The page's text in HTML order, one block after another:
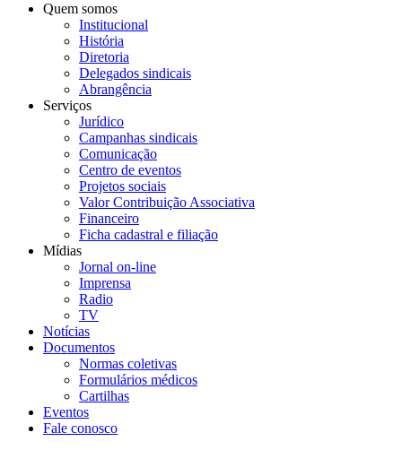
Quem somos
Institucional
História
Diretoria
Delegados sindicais
Abrangência
Serviços
Jurídico
Campanhas sindicais
Comunicação
Centro de eventos
Projetos sociais
Valor Contribuição Associativa
Financeiro
Ficha cadastral e filiação
Mídias
Jornal on-line
Imprensa
Radio
TV
Notícias
Documentos
Normas coletivas
Formulários médicos
Cartilhas
Eventos
Fale conosco